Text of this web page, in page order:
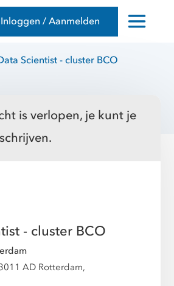
Inloggen / Aanmelden
Scientist - cluster BCO
is verlopen, je kunt je
- cluster BCO
AD Rotterdam,